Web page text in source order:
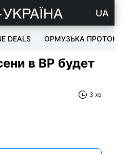
UA
DEALS ОРМУЗЬКА ПРОТОКА
в ВР будет
3 хв